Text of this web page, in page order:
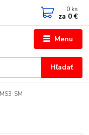
Menu
Hľadať
0 ks
za 0 €
SM